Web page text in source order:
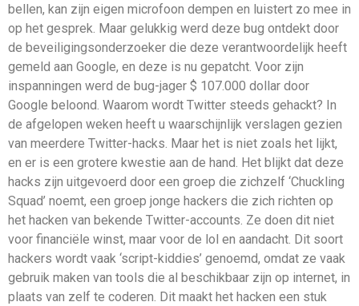
bellen, kan zijn eigen microfoon dempen en luistert zo mee in
op het gesprek. Maar gelukkig werd deze bug ontdekt door
de beveiligingsonderzoeker die deze verantwoordelijk heeft
gemeld aan Google, en deze is nu gepatcht. Voor zijn
inspanningen werd de bug-jager $ 107.000 dollar door
Google beloond. Waarom wordt Twitter steeds gehackt? In
de afgelopen weken heeft u waarschijnlijk verslagen gezien
van meerdere Twitter-hacks. Maar het is niet zoals het lijkt,
en er is een grotere kwestie aan de hand. Het blijkt dat deze
hacks zijn uitgevoerd door een groep die zichzelf ‘Chuckling
Squad’ noemt, een groep jonge hackers die zich richten op
het hacken van bekende Twitter-accounts. Ze doen dit niet
voor financiële winst, maar voor de lol en aandacht. Dit soort
hackers wordt vaak ‘script-kiddies’ genoemd, omdat ze vaak
gebruik maken van tools die al beschikbaar zijn op internet, in
plaats van zelf te coderen. Dit maakt het hacken een stuk